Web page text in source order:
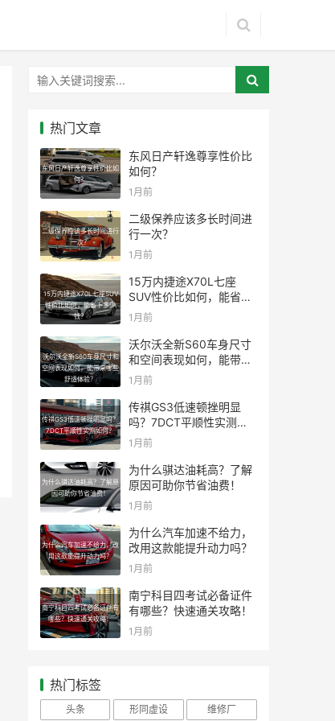
热门文章
东风日产轩逸尊享性价比如
何？
东风日产轩逸尊享性价比
如何？
1月前
二级保养应该多长时间进行
一次？
二级保养应该多长时间进
行一次？
1月前
15万内捷途X70L七座SUV
性价比如何，能省下多少
钱？
15万内捷途X70L七座
SUV性价比如何，能省下
多少钱？
1月前
沃尔沃全新S60车身尺寸和
空间表现如何，能带来哪些
舒适体验？
沃尔沃全新S60车身尺寸
和空间表现如何，能带来
哪些舒适体验？
1月前
传祺GS3低速顿挫明显吗？
7DCT平顺性实测如何？
传祺GS3低速顿挫明显
吗？7DCT平顺性实测如
何？
1月前
为什么骐达油耗高？了解原
因可助你节省油费！
为什么骐达油耗高？了解
原因可助你节省油费！
1月前
为什么汽车加速不给力，改
用这款能提升动力吗？
为什么汽车加速不给力，
改用这款能提升动力吗？
1月前
南宁科目四考试必备证件有
哪些？快速通关攻略！
南宁科目四考试必备证件
有哪些？快速通关攻略！
1月前
热门标签
头条 形同虚设 维修厂